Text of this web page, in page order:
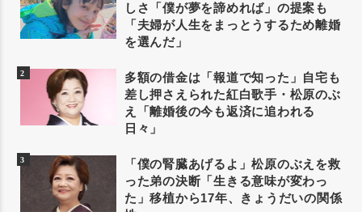
しさ「僕が夢を諦めれば」の提案も
「夫婦が人生をまっとうするため離婚
を選んだ」
多額の借金は「報道で知った」自宅も
差し押さえられた紅白歌手・松原のぶ
え「離婚後の今も返済に追われる
日々」
「僕の腎臓あげるよ」松原のぶえを救
った弟の決断「生きる意味が変わっ
た」移植から17年、きょうだいの関係